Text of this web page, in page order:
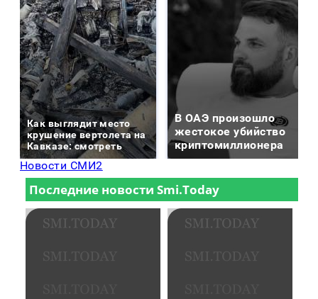
Как выглядит место
крушение вертолета на
Кавказе: смотреть
В ОАЭ произошло
жестокое убийство
криптомиллионера
Новости СМИ2